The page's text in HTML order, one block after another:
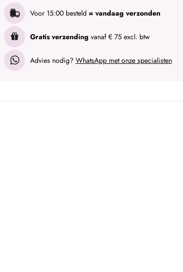
Voor 15:00 besteld = vandaag verzonden
Gratis verzending vanaf € 75 excl. btw
Advies nodig? WhatsApp met onze specialisten